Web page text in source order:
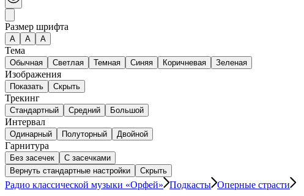
Размер шрифта
А A A
Тема
Обычная Светлая Темная Синяя Коричневая Зеленая
Изображения
Показать Скрыть
Трекинг
Стандартный Средний Большой
Интервал
Одинарный Полуторный Двойной
Гарнитура
Без засечек
С засечками
Вернуть стандартные настройки
Скрыть
Радио классической музыки «Орфей» Подкасты Оперные страсти